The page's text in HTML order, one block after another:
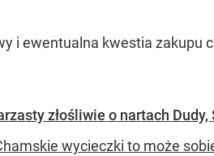
i ewentualna kwestia
złośliwie o nartach
wycieczki to może